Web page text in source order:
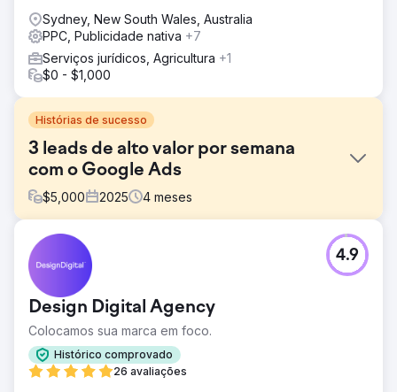
Sydney, New South Wales, Australia
PPC, Publicidade nativa +7
Serviços jurídicos, Agricultura +1
$0 - $1,000
Histórias de sucesso
3 leads de alto valor por semana
com o Google Ads
$5,000 2025 4 meses
Desafio
"Marketing digital simplesmente não funciona neste
setor." Era o que esse cliente ouvia em todos os eventos
e, até trabalhar conosco, essa era a sua experiência.
Uma compreensão mais profunda do que é um setor de
nicho nos permitiu não apenas criar textos e estratégias
de palavras-chave mais eficazes, mas também
experimentar uma estratégia de orçamento alternativa
que nos tornou líderes de mercado.
Design Digital Agency
Colocamos sua marca em foco.
Histórico comprovado
26 avaliações
4.9